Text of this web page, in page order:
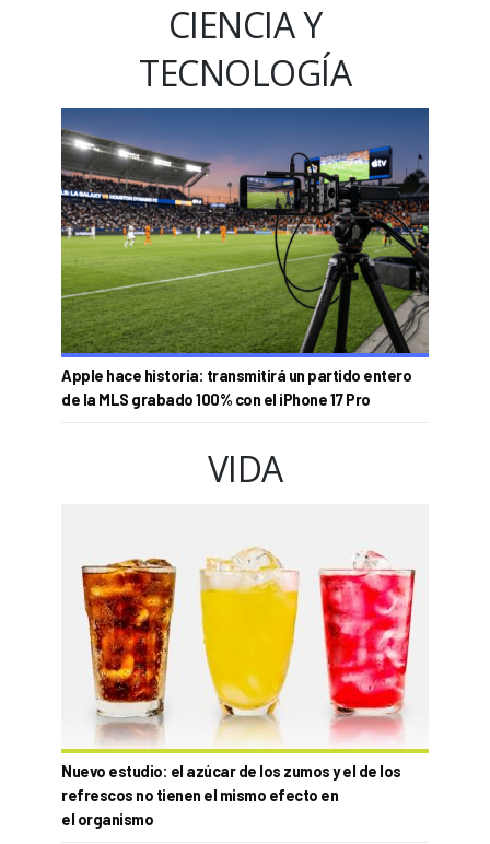
CIENCIA Y
TECNOLOGÍA
Apple hace historia: transmitirá un partido entero
de la MLS grabado 100% con el iPhone 17 Pro
VIDA
Nuevo estudio: el azúcar de los zumos y el de los
refrescos no tienen el mismo efecto en
el organismo